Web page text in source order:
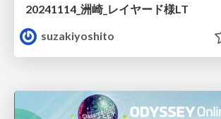
20241114_洲崎_レイヤード様LT
suzakiyoshito